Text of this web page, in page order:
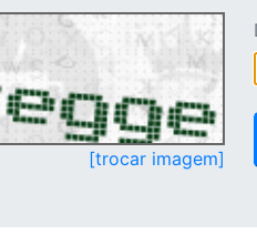
[trocar imagem]